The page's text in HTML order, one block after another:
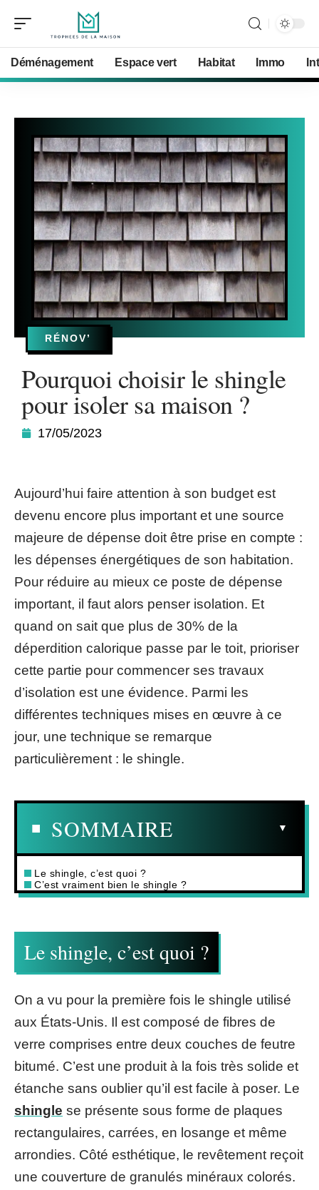
Déménagement Espace vert Habitat Immo
RÉNOV’
Pourquoi choisir le shingle
pour isoler sa maison ?
17/05/2023
Aujourd’hui faire attention à son budget est
devenu encore plus important et une source
majeure de dépense doit être prise en compte :
les dépenses énergétiques de son habitation.
Pour réduire au mieux ce poste de dépense
important, il faut alors penser isolation. Et
quand on sait que plus de 30% de la
déperdition calorique passe par le toit, prioriser
cette partie pour commencer ses travaux
d’isolation est une évidence. Parmi les
différentes techniques mises en œuvre à ce
jour, une technique se remarque
particulièrement : le shingle.
SOMMAIRE
Le shingle, c’est quoi ?
C’est vraiment bien le shingle ?
Le shingle, c’est quoi ?
On a vu pour la première fois le shingle utilisé
aux États-Unis. Il est composé de fibres de
verre comprises entre deux couches de feutre
bitumé. C’est une produit à la fois très solide et
étanche sans oublier qu’il est facile à poser. Le
shingle se présente sous forme de plaques
rectangulaires, carrées, en losange et même
arrondies. Côté esthétique, le revêtement reçoit
une couverture de granulés minéraux colorés.